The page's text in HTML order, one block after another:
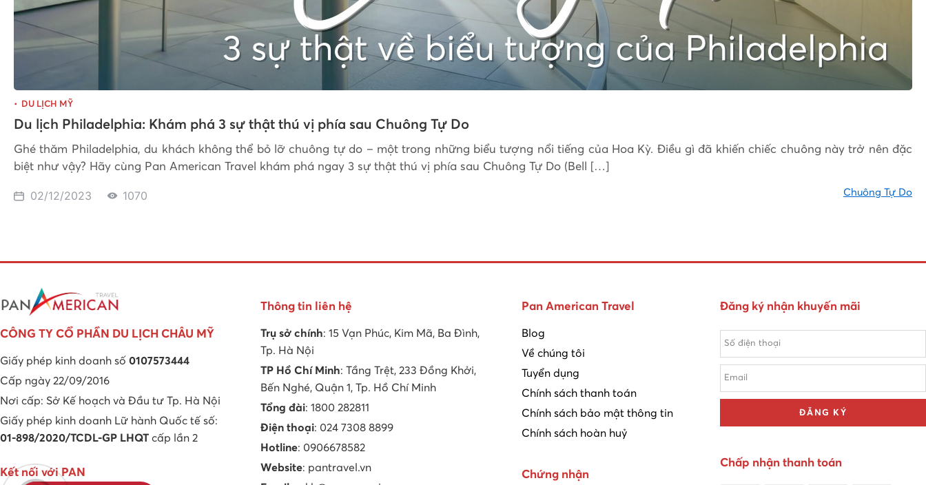
DU LỊCH MỸ
Du lịch Philadelphia: Khám phá 3 sự thật thú vị phía sau Chuông Tự Do
Ghé thăm Philadelphia, du khách không thể bỏ lỡ chuông tự do – một trong những biểu tượng nổi tiếng của Hoa Kỳ. Điều gì đã khiến chiếc chuông này trở nên đặc
biệt như vậy? Hãy cùng Pan American Travel khám phá ngay 3 sự thật thú vị phía sau Chuông Tự Do (Bell […]
02/12/2023 1070 Chuông Tự Do
CÔNG TY CỔ PHẦN DU LỊCH CHÂU MỸ
Giấy phép kinh doanh số 0107573444
Cấp ngày 22/09/2016
Nơi cấp: Sở Kế hoạch và Đầu tư Tp. Hà Nội
Giấy phép kinh doanh Lữ hành Quốc tế số:
01-898/2020/TCDL-GP LHQT cấp lần 2
Kết nối với PAN
Thông tin liên hệ
Trụ sở chính: 15 Vạn Phúc, Kim Mã, Ba Đình,
Tp. Hà Nội
TP Hồ Chí Minh: Tầng Trệt, 233 Đồng Khởi,
Bến Nghé, Quận 1, Tp. Hồ Chí Minh
Tổng đài: 1800 282811
Điện thoại: 024 7308 8899
Hotline: 0906678582
Website: pantravel.vn
Pan American Travel
Blog
Về chúng tôi
Tuyển dụng
Chính sách thanh toán
Chính sách bảo mật thông tin
Chính sách hoàn huỷ
Chứng nhận
Đăng ký nhận khuyến mãi
ĐĂNG KÝ
Chấp nhận thanh toán